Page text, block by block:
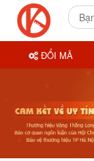
ĐỔI MÃ